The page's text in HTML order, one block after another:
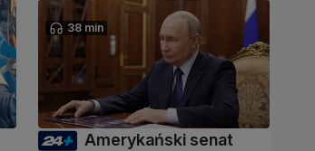
38 min
Amerykański senat